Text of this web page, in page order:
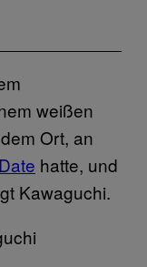
weißen
Ort, an
hatte, und
Kawaguchi.